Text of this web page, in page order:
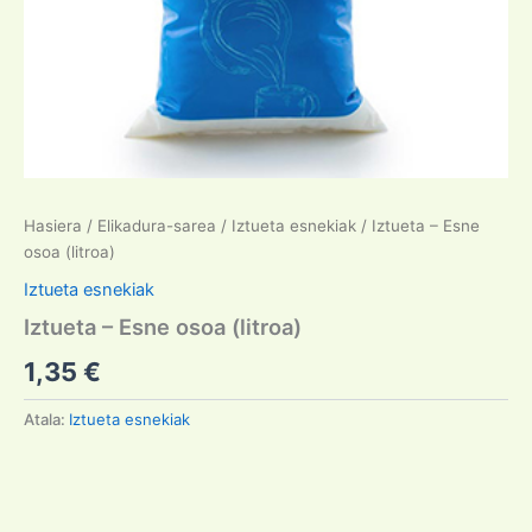
Hasiera / Elikadura-sarea / Iztueta esnekiak / Iztueta – Esne
osoa (litroa)
Iztueta esnekiak
Iztueta – Esne osoa (litroa)
1,35 €
Atala: Iztueta esnekiak